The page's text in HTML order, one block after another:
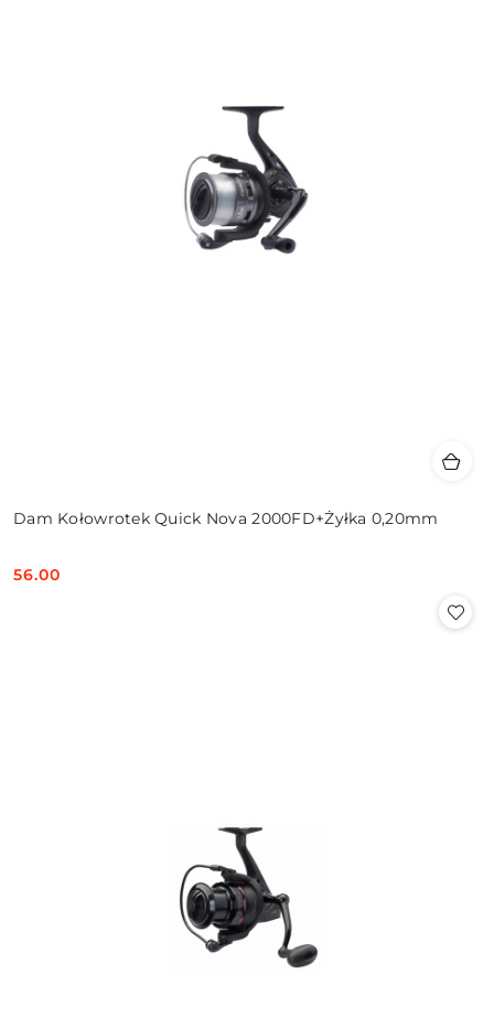
Dam Kołowrotek Quick Nova 2000FD+Żyłka 0,20mm
Cena:
56.00